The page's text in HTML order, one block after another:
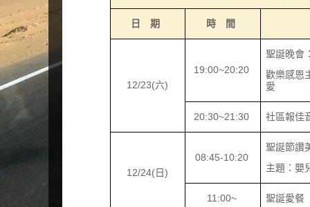
日 期 時 間
12/23(六)
19:00~20:20
聖誕晚會
歡樂感恩
愛
20:30~21:30 社區報佳
12/24(日)
08:45-10:20
聖誕節讚
主題：嬰
11:00~ 聖誕愛餐